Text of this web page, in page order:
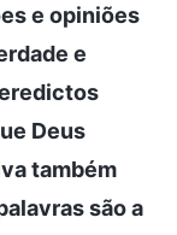
e opiniões
e
Deus
também
são a